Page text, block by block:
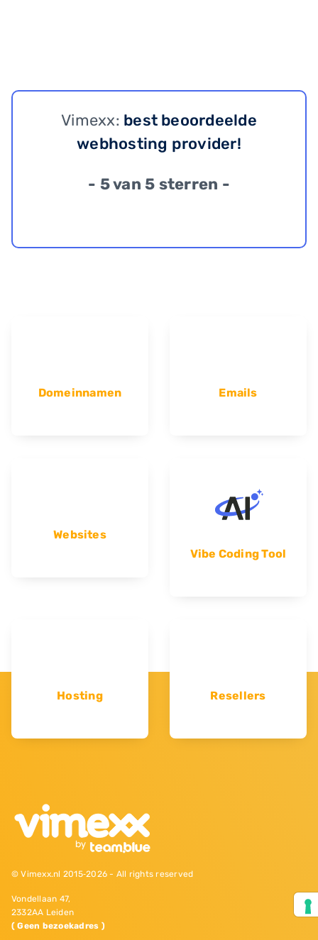
Vimexx: best beoordeelde
webhosting provider!
- 5 van 5 sterren -
Domeinnamen Emails
Websites
Vibe Coding Tool
Hosting Resellers
© Vimexx.nl 2015‐2026 - All rights reserved
Vondellaan 47,
2332AA Leiden
( Geen bezoekadres )